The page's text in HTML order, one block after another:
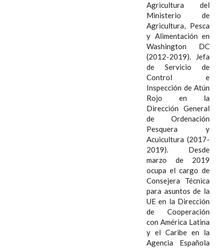
Agricultura del
Ministerio de
Agricultura, Pesca
y Alimentación en
Washington DC
(2012-2019). Jefa
de Servicio de
Control e
Inspección de Atún
Rojo en la
Dirección General
de Ordenación
Pesquera y
Acuicultura (2017-
2019). Desde
marzo de 2019
ocupa el cargo de
Consejera Técnica
para asuntos de la
UE en la Dirección
de Cooperación
con América Latina
y el Caribe en la
Agencia Española